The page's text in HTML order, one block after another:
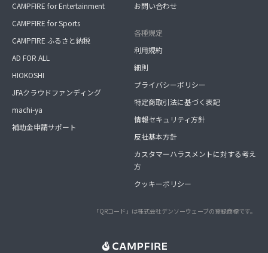
CAMPFIRE for Entertainment
CAMPFIRE for Sports
CAMPFIRE ふるさと納税
AD FOR ALL
HIOKOSHI
JFAクラウドファンディング
machi-ya
補助金申請サポート
お問い合わせ
各種規定
利用規約
細則
プライバシーポリシー
特定商取引法に基づく表記
情報セキュリティ方針
反社基本方針
カスタマーハラスメントに対する考え
方
クッキーポリシー
「QRコード」は株式会社デンソーウェーブの登録商標です。